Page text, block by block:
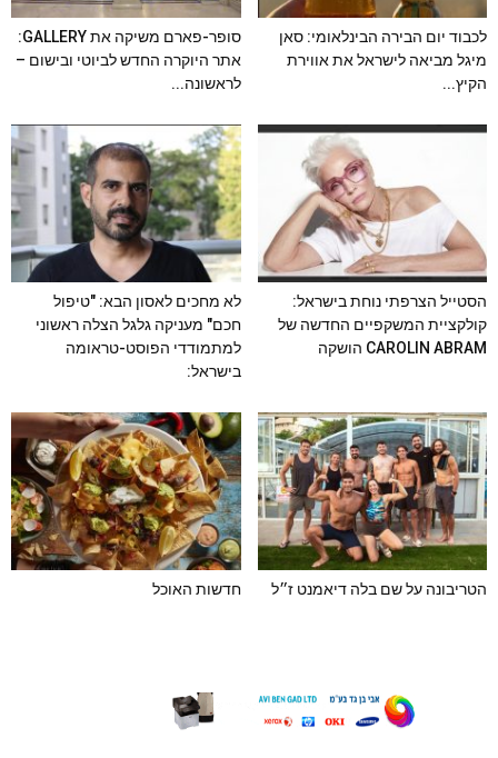
לכבוד יום הבירה הבינלאומי: סאן
מיגל מביאה לישראל את אווירת
הקיץ...
סופר-פארם משיקה את GALLERY:
אתר היוקרה החדש לביוטי ובישום –
לראשונה...
הסטייל הצרפתי נוחת בישראל:
קולקציית המשקפיים החדשה של
CAROLIN ABRAM הושקה
לא מחכים לאסון הבא: "טיפול
חכם" מעניקה גלגל הצלה ראשוני
למתמודדי הפוסט-טראומה
בישראל:
הטריבונה על שם בלה דיאמנט ז״ל חדשות האוכל